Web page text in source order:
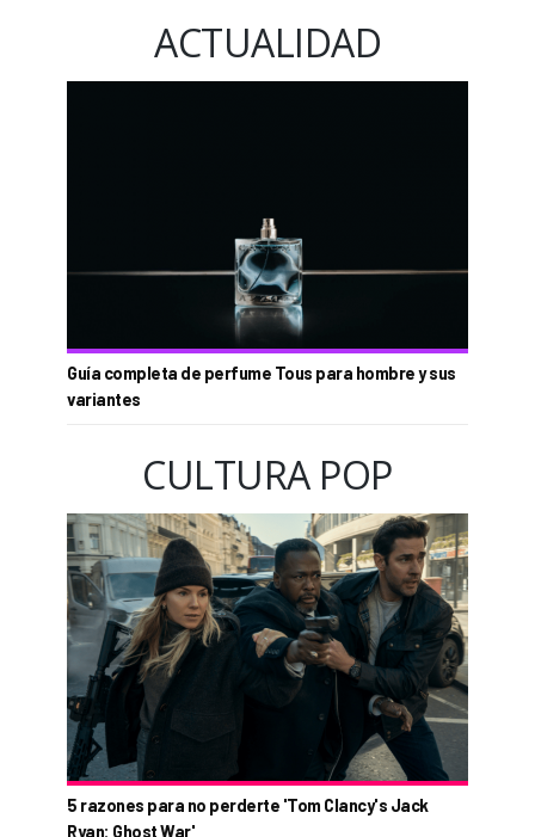
ACTUALIDAD
Guía completa de perfume Tous para hombre y sus
variantes
CULTURA POP
5 razones para no perderte 'Tom Clancy's Jack
Ryan: Ghost War'